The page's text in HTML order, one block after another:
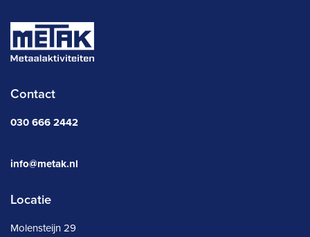
Contact
030 666 2442
info@metak.nl
Locatie
Molensteijn 29